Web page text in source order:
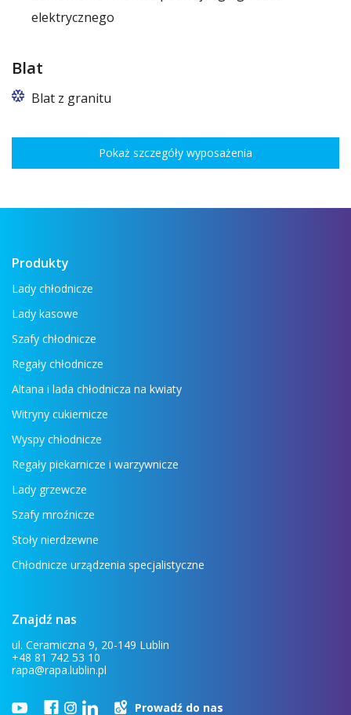
elektrycznego
Blat
Blat z granitu
Pokaż szczegóły wyposażenia
Produkty
Lady chłodnicze
Lady kasowe
Szafy chłodnicze
Regały chłodnicze
Altana i lada chłodnicza na kwiaty
Witryny cukiernicze
Wyspy chłodnicze
Regały piekarnicze i warzywnicze
Lady grzewcze
Szafy mroźnicze
Stoły nierdzewne
Chłodnicze urządzenia specjalistyczne
Znajdź nas
ul. Ceramiczna 9, 20-149 Lublin
+48 81 742 53 10
rapa@rapa.lublin.pl
Prowadź do nas